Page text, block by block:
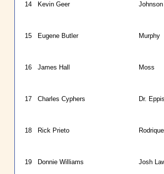
14 Kevin Geer Johnson
15 Eugene Butler Murphy
16 James Hall Moss
17 Charles Cyphers Dr. Eppis
18 Rick Prieto
19 Donnie Williams Josh